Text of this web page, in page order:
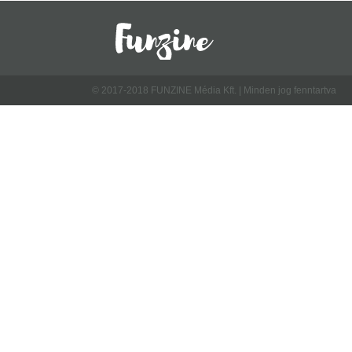
© 2017-2018 FUNZINE Média Kft. | Minden jog fenntartva